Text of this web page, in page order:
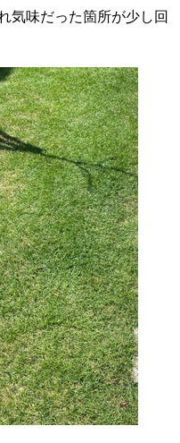
気味だった箇所が少し回